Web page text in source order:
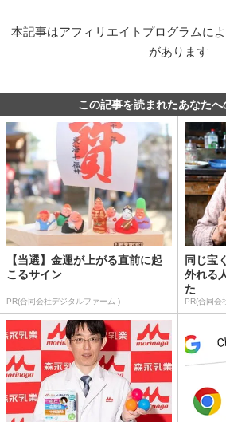
本記事はアフィリエイトプログラムに
があります
この記事を読まれたあなたへ
【当選】金運が上がる直前に起
こるサイン
PR(合同会社デジタルファーム )
同じ宝
外れる
た
PR(合同会